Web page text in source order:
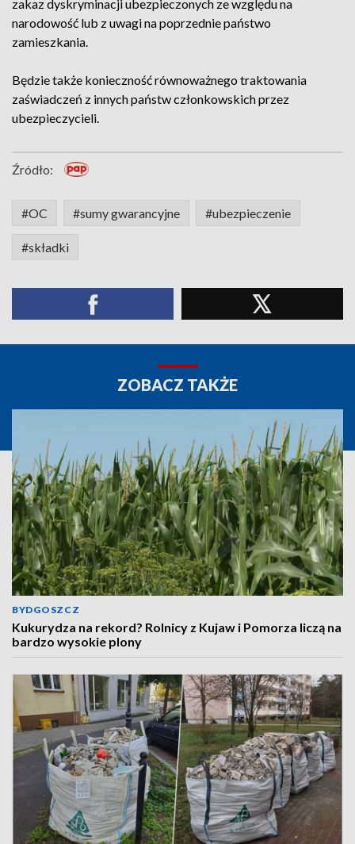
zakaz dyskryminacji ubezpieczonych ze względu na
narodowość lub z uwagi na poprzednie państwo
zamieszkania.
Będzie także konieczność równoważnego traktowania
zaświadczeń z innych państw członkowskich przez
ubezpieczycieli.
Źródło:
#OC #sumy gwarancyjne #ubezpieczenie
#składki
ZOBACZ TAKŻE
BYDGOSZCZ
Kukurydza na rekord? Rolnicy z Kujaw i Pomorza liczą na
bardzo wysokie plony